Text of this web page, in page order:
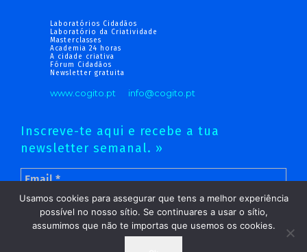
Laboratórios Cidadãos
Laboratório da Criatividade
Masterclasses
Academia 24 horas
A cidade criativa
Fórum Cidadãos
Newsletter gratuita
www.cogito.pt info@cogito.pt
Inscreve-te aqui e recebe a tua
newsletter semanal. »
Usamos cookies para assegurar que tens a melhor experiência
possível no nosso sítio. Se continuares a usar o sítio,
assumimos que não te importas que usemos os cookies.